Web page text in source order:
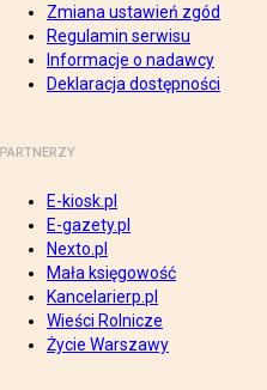
Zmiana ustawień zgód
Regulamin serwisu
Informacje o nadawcy
Deklaracja dostępności
PARTNERZY
E-kiosk.pl
E-gazety.pl
Nexto.pl
Mała księgowość
Kancelarierp.pl
Wieści Rolnicze
Życie Warszawy